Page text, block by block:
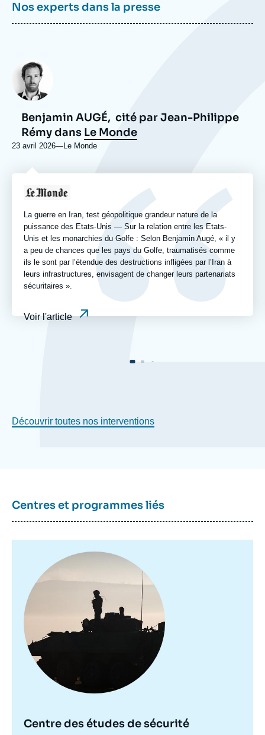
Nos experts dans la presse
Logo
La guerre en Iran, test géopolitique grandeur nature de la
puissance des Etats-Unis — Sur la relation entre les Etats-
Unis et les monarchies du Golfe : Selon Benjamin Augé, « il y
a peu de chances que les pays du Golfe, traumatisés comme
ils le sont par l’étendue des destructions infligées par l’Iran à
leurs infrastructures, envisagent de changer leurs partenariats
sécuritaires ».
Voir l'article
Photo
Benjamin AUGÉ, cité par Jean-Philippe
Rémy dans Le Monde
23 avril 2026—Nom
ou
Le Monde
Découvrir toutes nos interventions
Centres et programmes liés
principale
Centre des études de sécurité